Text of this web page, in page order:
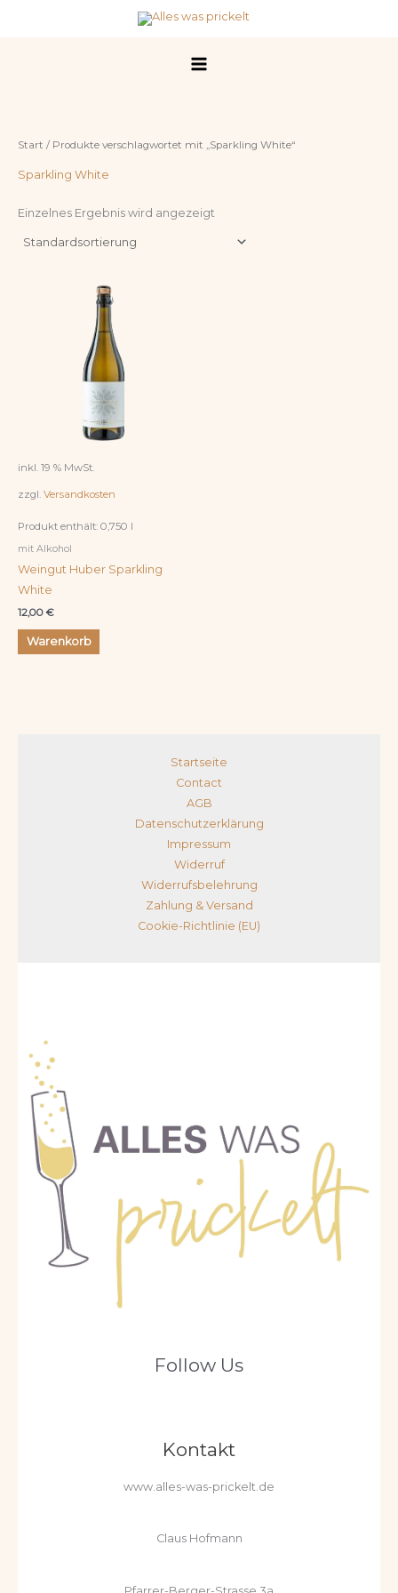
Start / Produkte verschlagwortet mit „Sparkling White“
Sparkling White
Einzelnes Ergebnis wird angezeigt
inkl. 19 % MwSt.
zzgl. Versandkosten
Produkt enthält: 0,750 l
mit Alkohol
Weingut Huber Sparkling
White
12,00€
Warenkorb
Startseite
Contact
AGB
Datenschutzerklärung
Impressum
Widerruf
Widerrufsbelehrung
Zahlung & Versand
Cookie-Richtlinie (EU)
Follow Us
Kontakt
www.alles-was-prickelt.de
Claus Hofmann